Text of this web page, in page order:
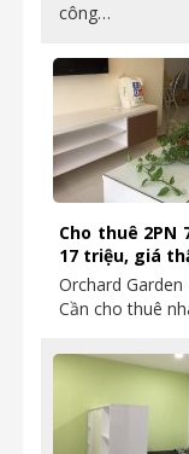
công…
Cho thuê
17 triệu, giá
Orchard Garden
Cần cho thuê